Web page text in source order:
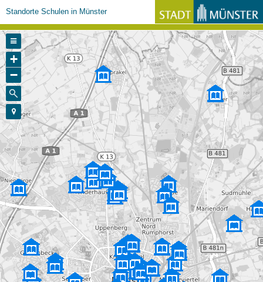
Standorte Schulen in Münster
+
−